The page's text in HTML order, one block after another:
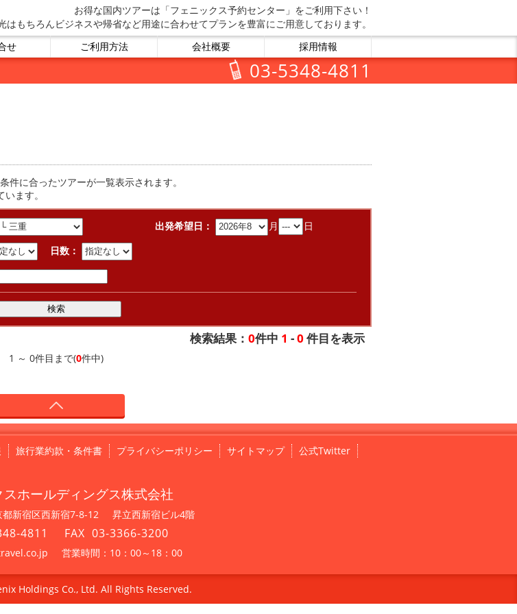
お得な国内ツアーは「フェニックス予約センター」をご利用下さい！
はもちろんビジネスや帰省など用途に合わせてプランを豊富にご用意しております。
せ ご利用方法 会社概要 採用情報
03-5348-4811
に合ったツアーが一覧表示されます。
ます。
出発希望日： 月
日
日数：
検索結果： 0件中 1 -0 件目を表示
1 ～ 0件目まで(0件中)
旅行業約款・条件書 プライバシーポリシー サイトマップ 公式Twitter
スホールディングス株式会社
都新宿区西新宿7-8-12 昇立西新宿ビル4階
4811 03-3366-3200
営業時間：10：00～18：00
Holdings Co., Ltd. All Rights Reserved.